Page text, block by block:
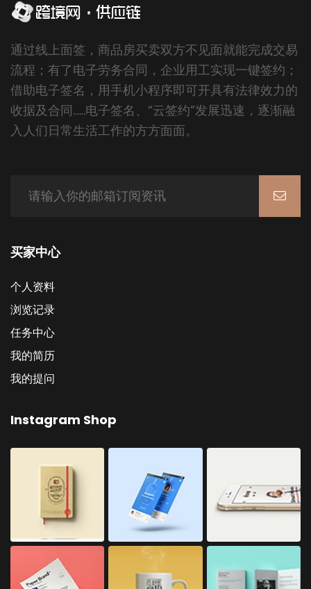
通过线上面签，商品房买卖双方不见面就能完成交易
流程；有了电子劳务合同，企业用工实现一键签约；
借助电子签名，用手机小程序即可开具有法律效力的
收据及合同……电子签名、“云签约”发展迅速，逐渐融
入人们日常生活工作的方方面面。
买家中心
个人资料
浏览记录
任务中心
我的简历
我的提问
Instagram Shop